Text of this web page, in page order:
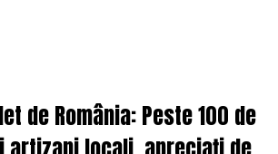
de România: Peste 100 de